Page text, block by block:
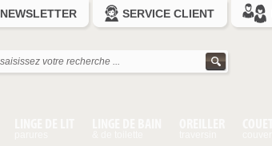
NEWSLETTER SERVICE CLIENT